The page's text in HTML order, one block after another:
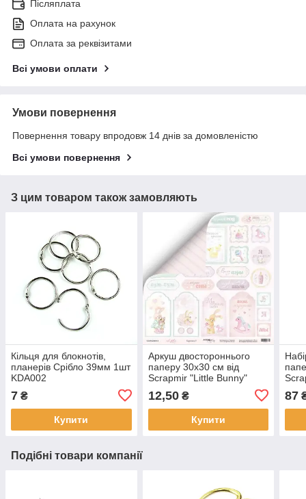
Післяплата
Оплата на рахунок
Оплата за реквізитами
Всі умови оплати
Умови повернення
Повернення товару впродовж 14 днів за домовленістю
Всі умови повернення
З цим товаром також замовляють
Кільця для блокнотів,
планерів Срібло 39мм 1шт
KDA002
7 ₴
Купити
Аркуш двостороннього
паперу 30х30 см від
Scrapmir "Little Bunny"
SM2400010
12,50₴
Купити
87
Подібні товари компанії